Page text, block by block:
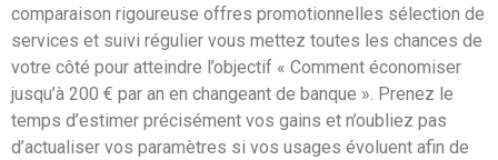
comparaison rigoureuse offres promotionnelles sélection de
services et suivi régulier vous mettez toutes les chances de
votre côté pour atteindre l’objectif « Comment économiser
jusqu’à 200 € par an en changeant de banque ». Prenez le
temps d’estimer précisément vos gains et n’oubliez pas
d’actualiser vos paramètres si vos usages évoluent afin de